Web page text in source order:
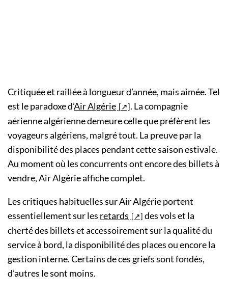
Critiquée et raillée à longueur d’année, mais aimée. Tel
est le paradoxe d’Air Algérie
. La compagnie
aérienne algérienne demeure celle que préfèrent les
voyageurs algériens, malgré tout. La preuve par la
disponibilité des places pendant cette saison estivale.
Au moment où les concurrents ont encore des billets à
vendre, Air Algérie affiche complet.
Les critiques habituelles sur Air Algérie portent
essentiellement sur les retards
des vols et la
cherté des billets et accessoirement sur la qualité du
service à bord, la disponibilité des places ou encore la
gestion interne. Certains de ces griefs sont fondés,
d’autres le sont moins.